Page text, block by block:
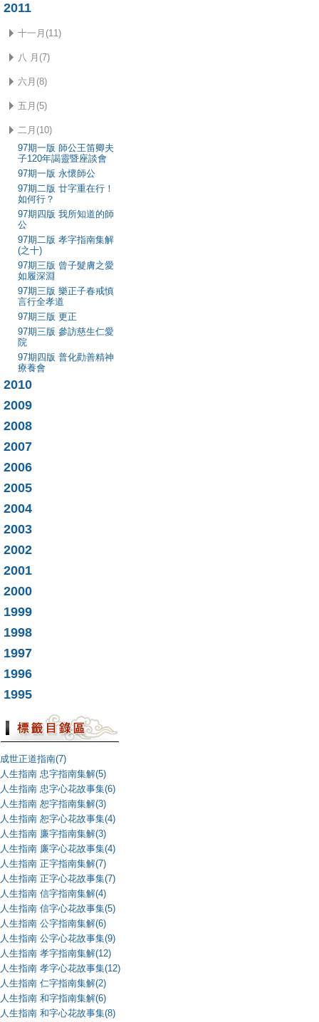
2011
十一月(11)
八 月(7)
六月(8)
五月(5)
二月(10)
97期一版 師公王笛卿夫
子120年謁靈暨座談會
97期一版 永懷師公
97期二版 廿字重在行！
如何行？
97期四版 我所知道的師
公
97期二版 孝字指南集解
(之十)
97期三版 曾子髮膚之愛
如履深淵
97期三版 樂正子春戒慎
言行全孝道
97期三版 更正
97期三版 參訪慈生仁愛
院
97期四版 普化勸善精神
療養會
2010
2009
2008
2007
2006
2005
2004
2003
2002
2001
2000
1999
1998
1997
1996
1995
成世正道指南(7)
人生指南 忠字指南集解(5)
人生指南 忠字心花故事集(6)
人生指南 恕字指南集解(3)
人生指南 恕字心花故事集(4)
人生指南 廉字指南集解(3)
人生指南 廉字心花故事集(4)
人生指南 正字指南集解(7)
人生指南 正字心花故事集(7)
人生指南 信字指南集解(4)
人生指南 信字心花故事集(5)
人生指南 公字指南集解(6)
人生指南 公字心花故事集(9)
人生指南 孝字指南集解(12)
人生指南 孝字心花故事集(12)
人生指南 仁字指南集解(2)
人生指南 和字指南集解(6)
人生指南 和字心花故事集(8)